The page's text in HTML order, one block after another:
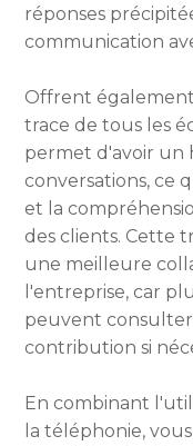
réponses
communication
Offrent
trace de tous les
permet d'avoir un
conversations, ce
et la
des clients. Cette
une meilleure
l'entreprise, car
peuvent
contribution si
En combinant
la téléphonie,